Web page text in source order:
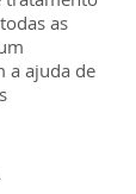
as
a ajuda de